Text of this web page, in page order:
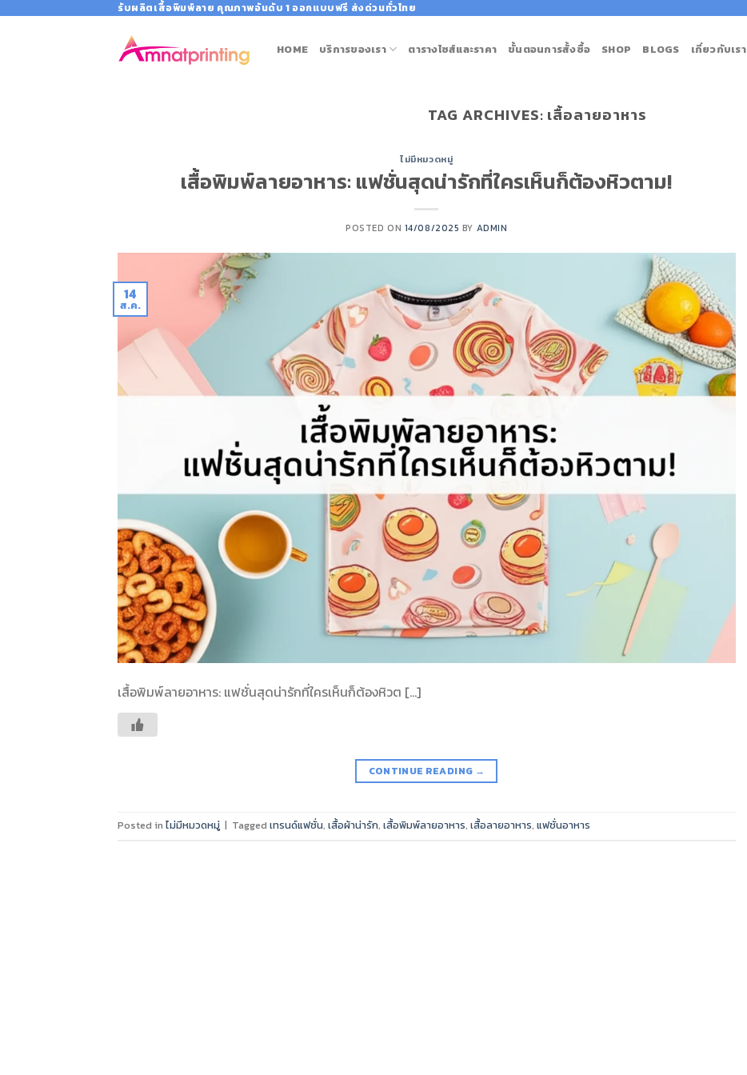
รับผลิตเสื้อพิมพ์ลาย คุณภาพอันดับ 1 ออกแบบฟรี ส่งด่วนทั่วไทย
HOME บริการของเรา ตารางไซส์และราคา ขั้นตอนการสั้งซื้อ SHOP BLOGS เกี่ยวกับเรา
TAG ARCHIVES: เสื้อลายอาหาร
ไม่มีหมวดหมู่
เสื้อพิมพ์ลายอาหาร: แฟชั่นสุดน่ารักที่ใครเห็นก็ต้องหิวตาม!
POSTED ON 14/08/2025 BY ADMIN
14
ส.ค.
เสื้อพิมพ์ลายอาหาร: แฟชั่นสุดน่ารักที่ใครเห็นก็ต้องหิวต […]
CONTINUE READING →
Posted in ไม่มีหมวดหมู่ | Tagged เทรนด์แฟชั่น, เสื้อผ้าน่ารัก, เสื้อพิมพ์ลายอาหาร, เสื้อลายอาหาร, แฟชั่นอาหาร